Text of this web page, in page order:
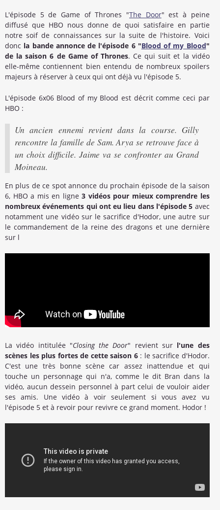
L'épisode 5 de Game of Thrones "The Door" est à peine
diffusé que HBO nous donne de quoi satisfaire en partie
notre soif de connaissances sur la suite de l'histoire. Voici
donc la bande annonce de l'épisode 6 "Blood of my Blood"
de la saison 6 de Game of Thrones. Ce qui suit et la vidéo
elle-même contiennent bien entendu de nombreux spoilers
majeurs à réserver à ceux qui ont déjà vu l'épisode 5.
L'épisode 6x06 Blood of my Blood est décrit comme ceci par
HBO :
Un ancien ennemi revient dans la course. Gilly
rencontre la famille de Sam. Arya se retrouve face à
un choix difficile. Jaime va se confronter au Grand
Moineau.
En plus de ce spot annonce du prochain épisode de la saison
6, HBO a mis en ligne3 vidéos pour mieux comprendre les
nombreux événements qui ont eu lieu dans l'épisode 5 avec
notamment une vidéo sur le sacrifice d'Hodor, une autre sur
le commandement de la reine des dragons et une dernière
sur l
La vidéo intitulée "Closing the Door" revient sur l'une des
scènes les plus fortes de cette saison 6: le sacrifice d'Hodor.
C'est une très bonne scène car assez inattendue et qui
touche un personnage qui n'a, comme le dit Bran dans la
vidéo, aucun dessein personnel à part celui de vouloir aider
ses amis. Une vidéo à voir seulement si vous avez vu
l'épisode 5 et à revoir pour revivre ce grand moment. Hodor !